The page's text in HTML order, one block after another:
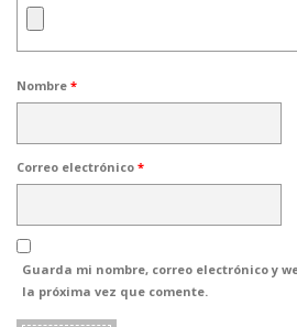
Nombre *
Correo electrónico *
Guarda mi nombre, correo electrónico y
la próxima vez que comente.